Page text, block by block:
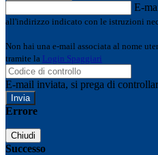
E-
all'indirizzo indicato con le istruzioni
Non hai una e-mail associata al nome
tramite la Login Spaggiari
E-mail inviata, si prega di
Errore
Chiudi
Successo